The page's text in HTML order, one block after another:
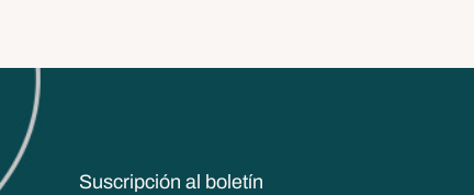
Suscripción al boletín